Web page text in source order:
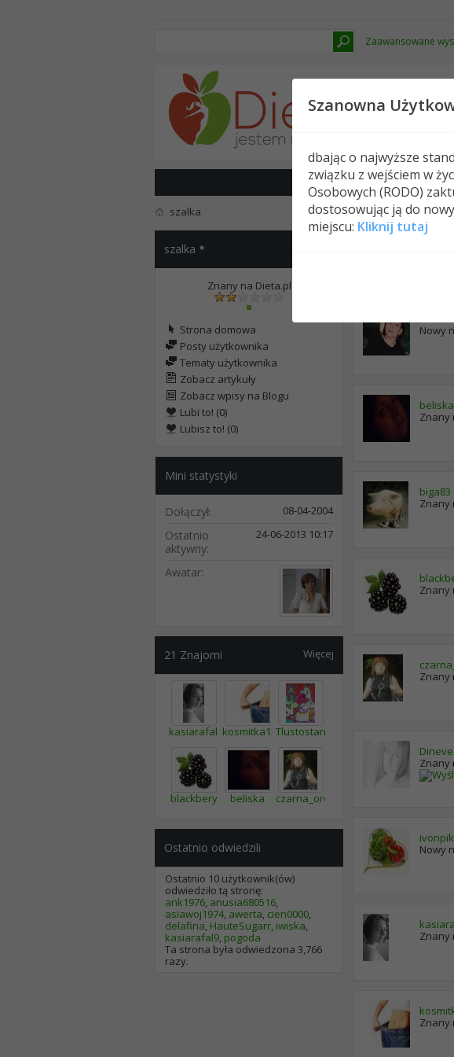
Zaawansowane
szalka
szalka
Znany na Dieta.pl
Strona domowa
Posty użytkownika
Tematy użytkownika
Zobacz artykuły
Zobacz wpisy na Blogu
Lubi to! (0)
Lubisz to! (0)
Mini statystyki
Dołączył 08-04-2004
Ostatnio
aktywny
24-06-2013 10:17
Awatar
Więcej
21 Znajomi
kasiarafal9 kosmitka13Tlustostan
blackbery beliska czarna_orchidea
Ostatnio odwiedzili
Ostatnio 10 użytkownik(ów)
odwiedziło tą stronę:
ank1976, anusia680516,
asiawoj1974, awerta, cien0000,
delafina, HauteSugarr, iwiska,
kasiarafal9, pogoda
Ta strona była odwiedzona 3,766
razy.
Nowy
beliska
Znany
biga83
Znany
Znany
Znany
Dineve
Znany
ivonpik
Nowy
Znany
Znany
Szanowna
dbając o najwyższe
związku z wejściem w
Osobowych (RODO)
dostosowując ją do
miejscu: Kliknij tutaj